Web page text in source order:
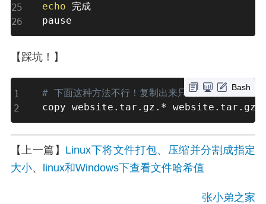
echo 完成
pause
【踩坑！】
Bash
# 下面这种方法不行！复制出来只有几k或者几十k
copy website.tar.gz.* website.tar.gz
【上一篇】 Linux下将文件打包、压缩并分割成指定
大小、 linux和Windows下查看文件哈希值
张小弟之家